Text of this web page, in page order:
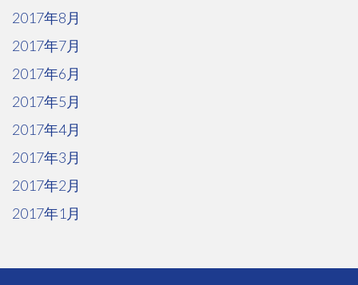
2017年8月
2017年7月
2017年6月
2017年5月
2017年4月
2017年3月
2017年2月
2017年1月